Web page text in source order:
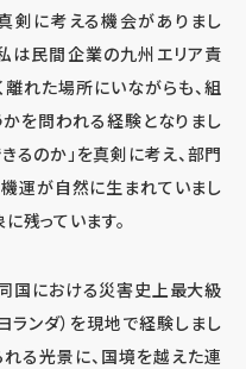
剣に考える機会がありまし
は民間企業の九州エリア責
離れた場所にいながらも、組
を問われる経験となりまし
るのか」を真剣に考え、部門
運が自然に生まれていまし
残っています。
国における災害史上最大級
ランダ）を現地で経験しまし
る光景に、国境を越えた連